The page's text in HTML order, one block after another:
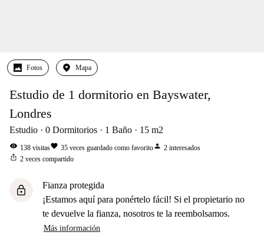
Fotos Mapa
Estudio de 1 dormitorio en Bayswater,
Londres
Estudio 0 Dormitorios 1 Baño 15 m2
visibility 138 visitasfavorite 35 veces guardado como favoritoperson 2 interesados
ios_share 2 veces compartido
lock
Fianza protegida
¡Estamos aquí para ponértelo fácil! Si el propietario no
te devuelve la fianza, nosotros te la reembolsamos.
Más información